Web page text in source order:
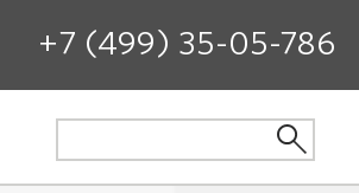
+7 (499) 35-05-786